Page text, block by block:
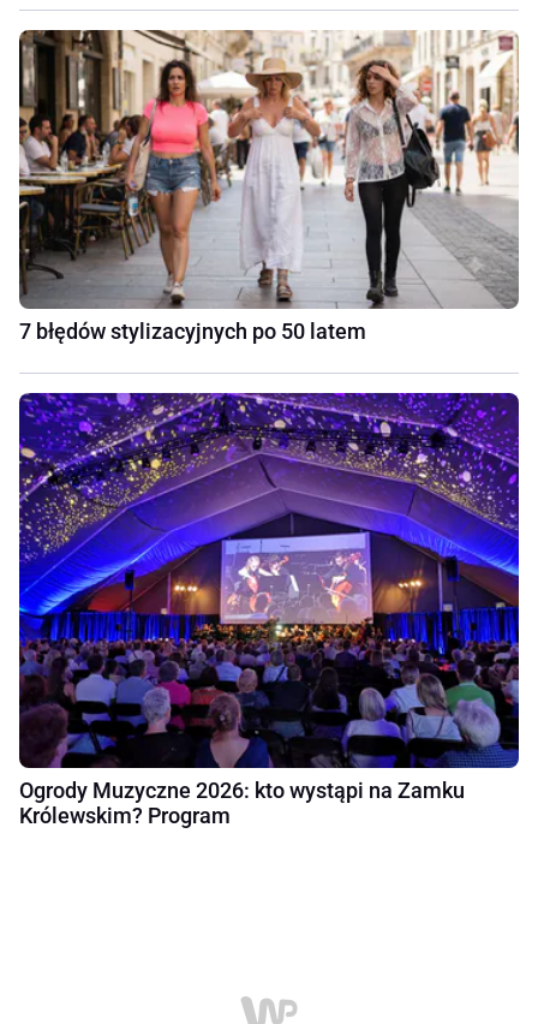
7 błędów stylizacyjnych po 50 latem
Ogrody Muzyczne 2026: kto wystąpi na Zamku
Królewskim? Program